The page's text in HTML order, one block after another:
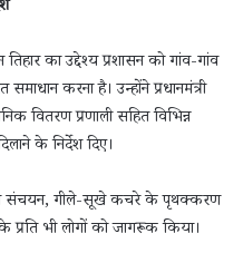
का उद्देश्य प्रशासन को गांव-गांव
करना है। उन्होंने प्रधानमंत्री
वितरण प्रणाली सहित विभिन्न
के निर्देश दिए।
संचयन, गीले-सूखे कचरे के पृथक्करण
प्रति भी लोगों को जागरूक किया।